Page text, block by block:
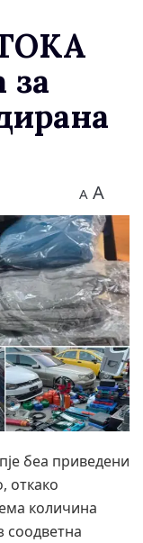
за
A A
беа приведени
откако
количина
соодветна